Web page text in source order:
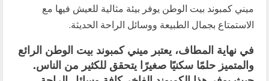
ميني كمبوند بيت الوطن يوفر بيئة مثالية للعيش فيها مع
الاستمتاع بجمال الطبيعة ووسائل الراحة الحديثة.
في نهاية المطاف، يعتبر ميني كمبوند بيت الوطن الرائع
والمتميز حلمًا سكنيًا صغيرًا يتحقق للكثير من الناس.